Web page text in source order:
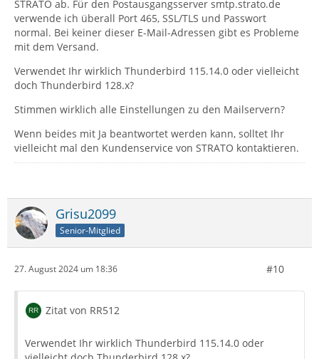
STRATO ab. Für den Postausgangsserver smtp.strato.de
verwende ich überall Port 465, SSL/TLS und Passwort
normal. Bei keiner dieser E-Mail-Adressen gibt es Probleme
mit dem Versand.
Verwendet Ihr wirklich Thunderbird 115.14.0 oder vielleicht
doch Thunderbird 128.x?
Stimmen wirklich alle Einstellungen zu den Mailservern?
Wenn beides mit Ja beantwortet werden kann, solltet Ihr
vielleicht mal den Kundenservice von STRATO kontaktieren.
Grisu2099
Senior-Mitglied
27. August 2024 um 18:36 #10
Zitat von RR512
Verwendet Ihr wirklich Thunderbird 115.14.0 oder